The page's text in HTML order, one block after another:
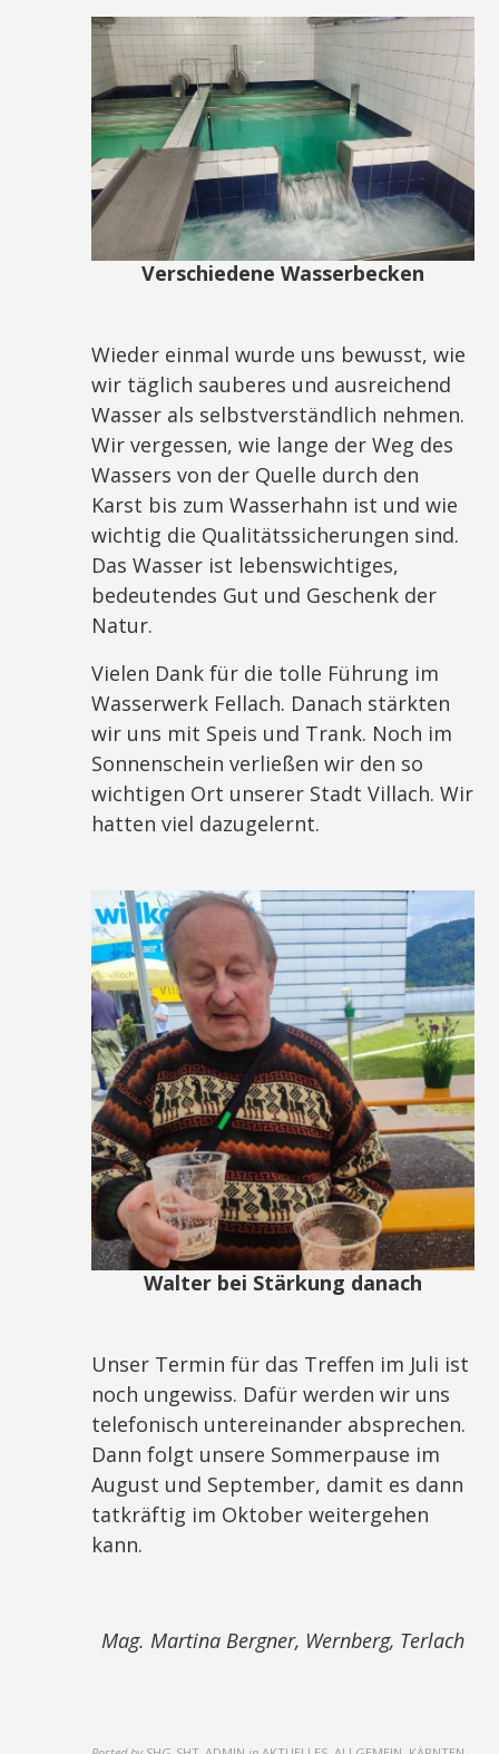
Verschiedene Wasserbecken
Wieder einmal wurde uns bewusst, wie
wir täglich sauberes und ausreichend
Wasser als selbstverständlich nehmen.
Wir vergessen, wie lange der Weg des
Wassers von der Quelle durch den
Karst bis zum Wasserhahn ist und wie
wichtig die Qualitätssicherungen sind.
Das Wasser ist lebenswichtiges,
bedeutendes Gut und Geschenk der
Natur.
Vielen Dank für die tolle Führung im
Wasserwerk Fellach. Danach stärkten
wir uns mit Speis und Trank. Noch im
Sonnenschein verließen wir den so
wichtigen Ort unserer Stadt Villach. Wir
hatten viel dazugelernt.
Walter bei Stärkung danach
Unser Termin für das Treffen im Juli ist
noch ungewiss. Dafür werden wir uns
telefonisch untereinander absprechen.
Dann folgt unsere Sommerpause im
August und September, damit es dann
tatkräftig im Oktober weitergehen
kann.
Mag. Martina Bergner, Wernberg, Terlach